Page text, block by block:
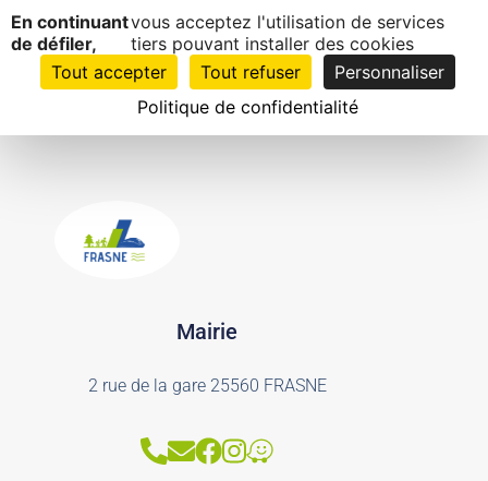
1EN
CLIC
Dentiste
Mairie
2 rue de la gare 25560 FRASNE
Panneau de gestion des cookies
En continuant
de défiler,
vous acceptez l'utilisation de services
tiers pouvant installer des cookies
Tout accepter
Tout refuser
Personnaliser
Politique de confidentialité